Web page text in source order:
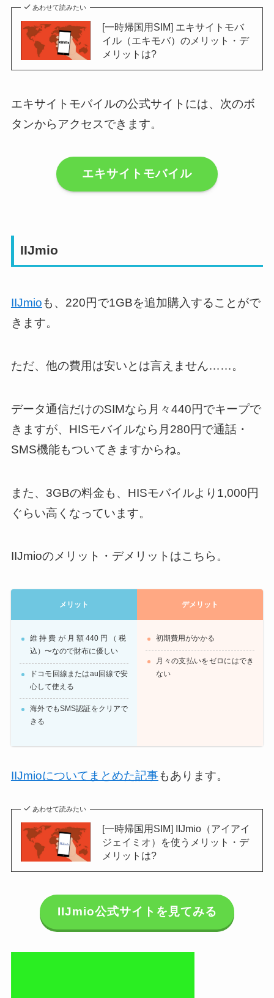
あわせて読みたい
[一時帰国用SIM] エキサイトモバ
イル（エキモバ）のメリット・デ
メリットは?
エキサイトモバイルの公式サイトには、次のボ
タンからアクセスできます。
エキサイトモバイル
IIJmio
IIJmioも、220円で1GBを追加購入することがで
きます。
ただ、他の費用は安いとは言えません……。
データ通信だけのSIMなら月々440円でキープで
きますが、HISモバイルなら月280円で通話・
SMS機能もついてきますからね。
また、3GBの料金も、HISモバイルより1,000円
ぐらい高くなっています。
IIJmioのメリット・デメリットはこちら。
メリット
維持費が月額440円（税
込）〜なので財布に優しい
ドコモ回線またはau回線で安
心して使える
海外でもSMS認証をクリアで
きる
デメリット
初期費用がかかる
月々の支払いをゼロにはでき
ない
IIJmioについてまとめた記事もあります。
あわせて読みたい
[一時帰国用SIM] IIJmio（アイアイ
ジェイミオ）を使うメリット・デ
メリットは?
IIJmio公式サイトを見てみる